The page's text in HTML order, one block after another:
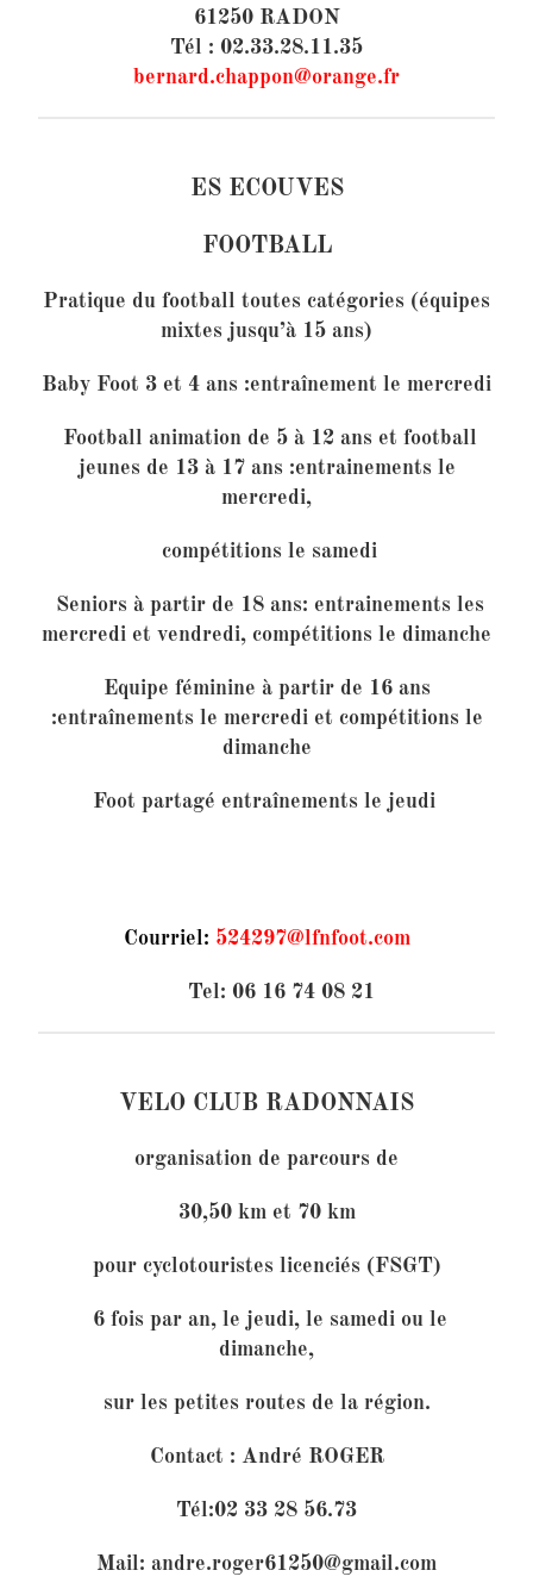
61250 RADON
Tél : 02.33.28.11.35
bernard.chappon@orange.fr
ES ECOUVES
FOOTBALL
Pratique du football toutes catégories (équipes
mixtes jusqu’à 15 ans)
Baby Foot 3 et 4 ans :entraînement le mercredi
Football animation de 5 à 12 ans et football
jeunes de 13 à 17 ans :entrainements le
mercredi,
compétitions le samedi
Seniors à partir de 18 ans: entrainements les
mercredi et vendredi, compétitions le dimanche
Equipe féminine à partir de 16 ans
:entraînements le mercredi et compétitions le
dimanche
Foot partagé entraînements le jeudi
Courriel: 524297@lfnfoot.com
Tel: 06 16 74 08 21
VELO CLUB RADONNAIS
organisation de parcours de
30,50 km et 70 km
pour cyclotouristes licenciés (FSGT)
6 fois par an, le jeudi, le samedi ou le
dimanche,
sur les petites routes de la région.
Contact : André ROGER
Tél:02 33 28 56.73
Mail: andre.roger61250@gmail.com